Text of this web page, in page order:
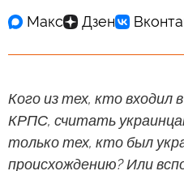
Кого из тех, кто
КРПС, считать
только тех, кто был
происхождению? Или